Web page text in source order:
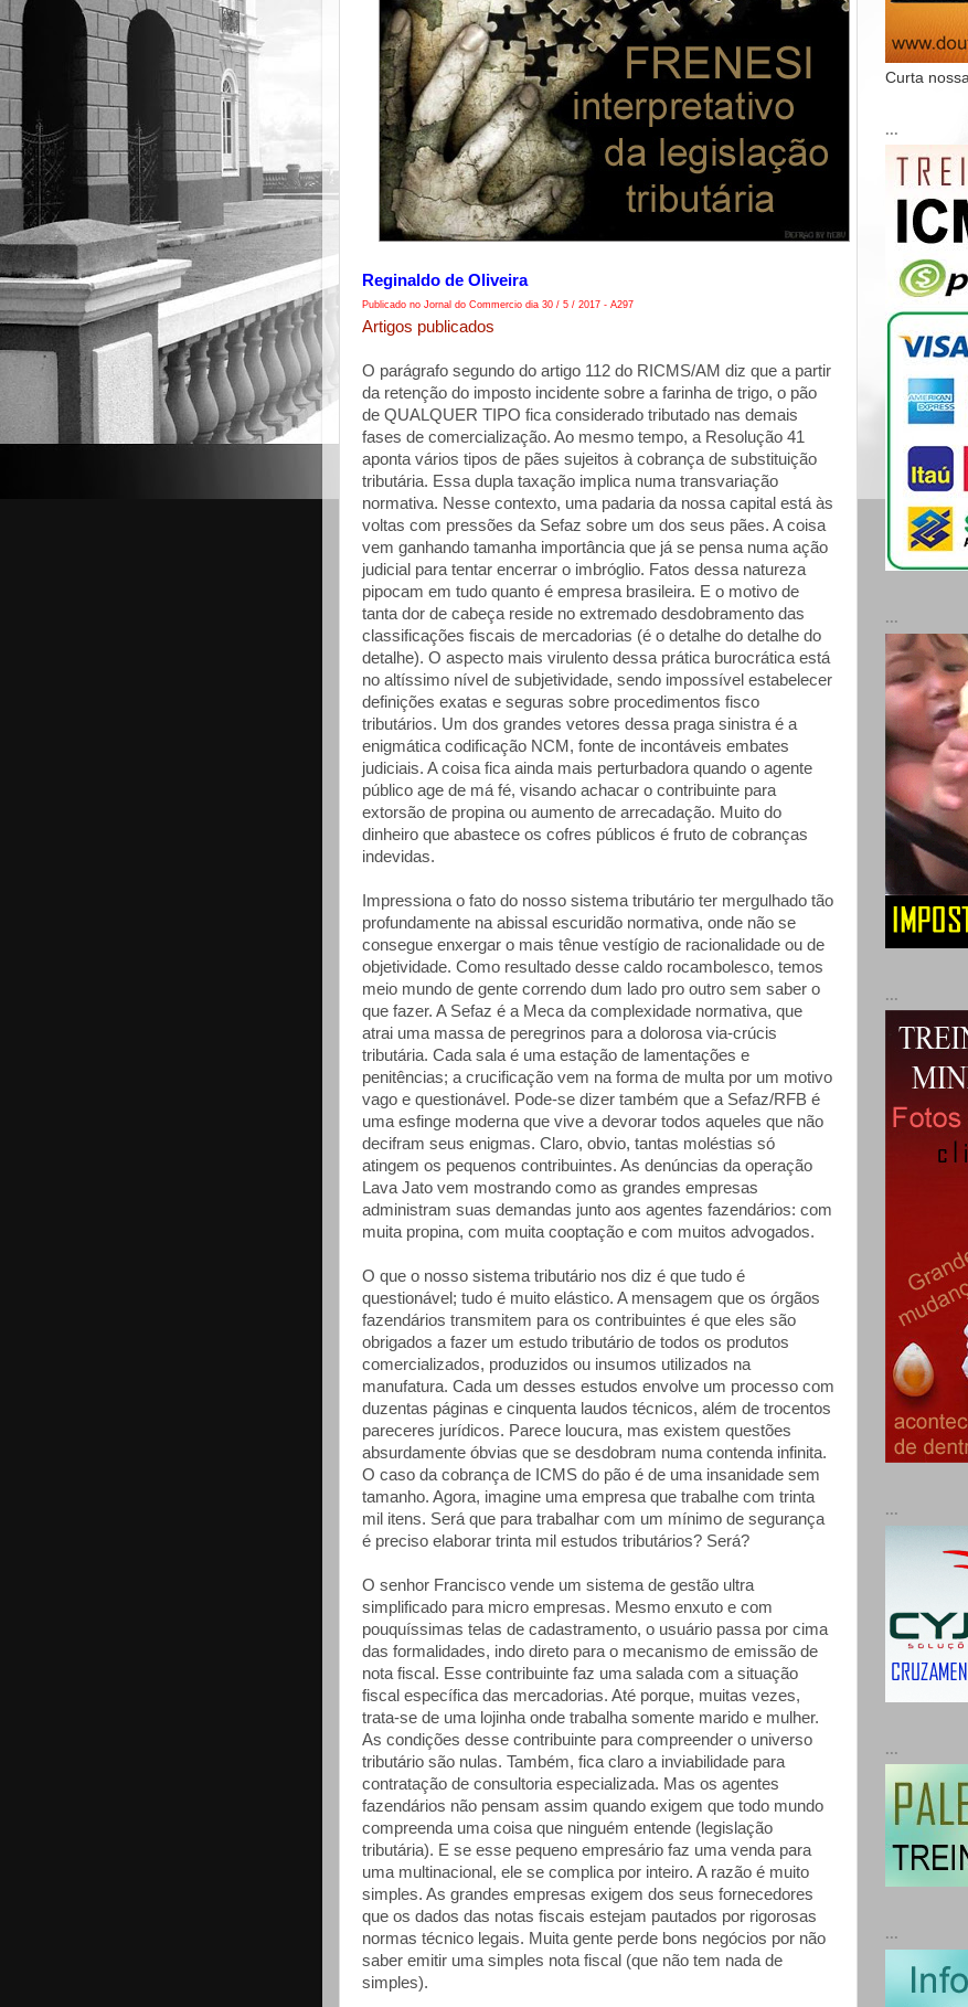
Reginaldo de Oliveira
Publicado no Jornal do Commercio dia 30 / 5 / 2017 - A297
Artigos publicados
O parágrafo segundo do artigo 112 do RICMS/AM diz que a partir
da retenção do imposto incidente sobre a farinha de trigo, o pão
de QUALQUER TIPO fica considerado tributado nas demais
fases de comercialização. Ao mesmo tempo, a Resolução 41
aponta vários tipos de pães sujeitos à cobrança de substituição
tributária. Essa dupla taxação implica numa transvariação
normativa. Nesse contexto, uma padaria da nossa capital está às
voltas com pressões da Sefaz sobre um dos seus pães. A coisa
vem ganhando tamanha importância que já se pensa numa ação
judicial para tentar encerrar o imbróglio. Fatos dessa natureza
pipocam em tudo quanto é empresa brasileira. E o motivo de
tanta dor de cabeça reside no extremado desdobramento das
classificações fiscais de mercadorias (é o detalhe do detalhe do
detalhe). O aspecto mais virulento dessa prática burocrática está
no altíssimo nível de subjetividade, sendo impossível estabelecer
definições exatas e seguras sobre procedimentos fisco
tributários. Um dos grandes vetores dessa praga sinistra é a
enigmática codificação NCM, fonte de incontáveis embates
judiciais. A coisa fica ainda mais perturbadora quando o agente
público age de má fé, visando achacar o contribuinte para
extorsão de propina ou aumento de arrecadação. Muito do
dinheiro que abastece os cofres públicos é fruto de cobranças
indevidas.
Impressiona o fato do nosso sistema tributário ter mergulhado tão
profundamente na abissal escuridão normativa, onde não se
consegue enxergar o mais tênue vestígio de racionalidade ou de
objetividade. Como resultado desse caldo rocambolesco, temos
meio mundo de gente correndo dum lado pro outro sem saber o
que fazer. A Sefaz é a Meca da complexidade normativa, que
atrai uma massa de peregrinos para a dolorosa via-crúcis
tributária. Cada sala é uma estação de lamentações e
penitências; a crucificação vem na forma de multa por um motivo
vago e questionável. Pode-se dizer também que a Sefaz/RFB é
uma esfinge moderna que vive a devorar todos aqueles que não
decifram seus enigmas. Claro, obvio, tantas moléstias só
atingem os pequenos contribuintes. As denúncias da operação
Lava Jato vem mostrando como as grandes empresas
administram suas demandas junto aos agentes fazendários: com
muita propina, com muita cooptação e com muitos advogados.
O que o nosso sistema tributário nos diz é que tudo é
questionável; tudo é muito elástico. A mensagem que os órgãos
fazendários transmitem para os contribuintes é que eles são
obrigados a fazer um estudo tributário de todos os produtos
comercializados, produzidos ou insumos utilizados na
manufatura. Cada um desses estudos envolve um processo com
duzentas páginas e cinquenta laudos técnicos, além de trocentos
pareceres jurídicos. Parece loucura, mas existem questões
absurdamente óbvias que se desdobram numa contenda infinita.
O caso da cobrança de ICMS do pão é de uma insanidade sem
tamanho. Agora, imagine uma empresa que trabalhe com trinta
mil itens. Será que para trabalhar com um mínimo de segurança
é preciso elaborar trinta mil estudos tributários? Será?
O senhor Francisco vende um sistema de gestão ultra
simplificado para micro empresas. Mesmo enxuto e com
pouquíssimas telas de cadastramento, o usuário passa por cima
das formalidades, indo direto para o mecanismo de emissão de
nota fiscal. Esse contribuinte faz uma salada com a situação
fiscal específica das mercadorias. Até porque, muitas vezes,
trata-se de uma lojinha onde trabalha somente marido e mulher.
As condições desse contribuinte para compreender o universo
tributário são nulas. Também, fica claro a inviabilidade para
contratação de consultoria especializada. Mas os agentes
fazendários não pensam assim quando exigem que todo mundo
compreenda uma coisa que ninguém entende (legislação
tributária). E se esse pequeno empresário faz uma venda para
uma multinacional, ele se complica por inteiro. A razão é muito
simples. As grandes empresas exigem dos seus fornecedores
que os dados das notas fiscais estejam pautados por rigorosas
normas técnico legais. Muita gente perde bons negócios por não
saber emitir uma simples nota fiscal (que não tem nada de
simples).
Curta
...
...
...
...
...
...